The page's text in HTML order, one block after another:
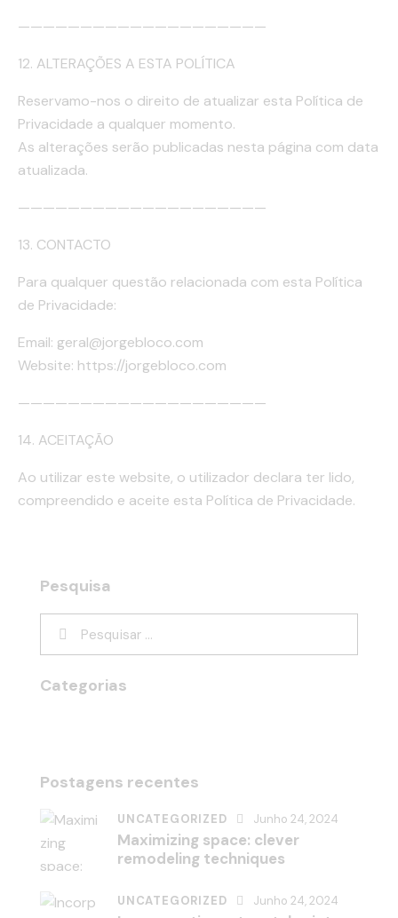
————————————————————
12. ALTERAÇÕES A ESTA POLÍTICA
Reservamo-nos o direito de atualizar esta Política de
Privacidade a qualquer momento.
As alterações serão publicadas nesta página com data
atualizada.
————————————————————
13. CONTACTO
Para qualquer questão relacionada com esta Política
de Privacidade:
Email: geral@jorgebloco.com
Website: https://jorgebloco.com
————————————————————
14. ACEITAÇÃO
Ao utilizar este website, o utilizador declara ter lido,
compreendido e aceite esta Política de Privacidade.
Pesquisa
Categorias
Postagens recentes
UNCATEGORIZED Junho 24, 2024
Maximizing space: clever
remodeling techniques
UNCATEGORIZED Junho 24, 2024